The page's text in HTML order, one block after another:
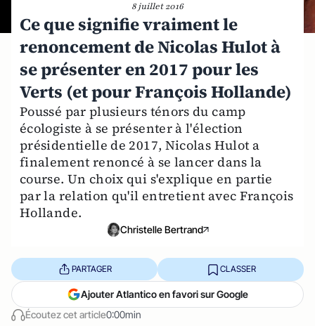
8 juillet 2016
Ce que signifie vraiment le
renoncement de Nicolas Hulot à
se présenter en 2017 pour les
Verts (et pour François Hollande)
Poussé par plusieurs ténors du camp
écologiste à se présenter à l'élection
présidentielle de 2017, Nicolas Hulot a
finalement renoncé à se lancer dans la
course. Un choix qui s'explique en partie
par la relation qu'il entretient avec François
Hollande.
Christelle Bertrand
Écoutez cet article0:00min
PARTAGER CLASSER
Ajouter Atlantico en favori sur Google